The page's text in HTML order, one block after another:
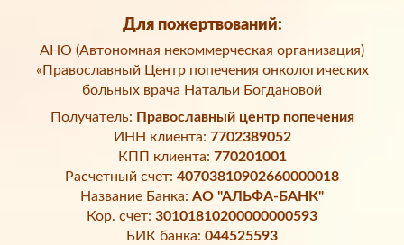
Для пожертвований:
АНО (Автономная некоммерческая организация)
«Православный Центр попечения онкологических
больных врача Натальи Богдановой
Получатель: Православный центр попечения
ИНН клиента: 7702389052
КПП клиента: 770201001
Расчетный счет: 40703810902660000018
Название Банка: АО "АЛЬФА-БАНК"
Кор. счет: 30101810200000000593
БИК банка: 044525593